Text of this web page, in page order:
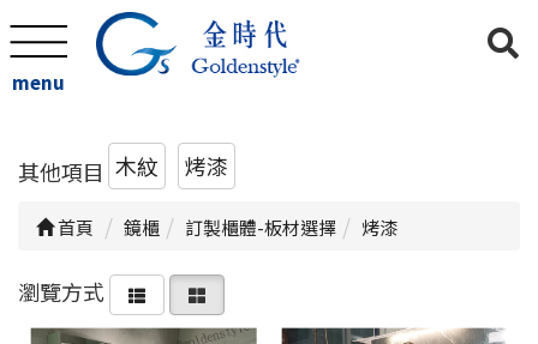
menu
其他項目 木紋 烤漆
首頁 鏡櫃 訂製櫃體-板材選擇 烤漆
瀏覽方式